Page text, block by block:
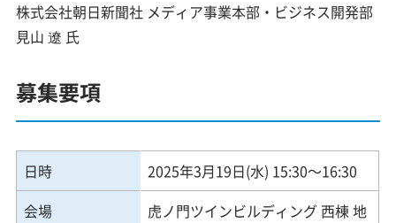
株式会社朝日新聞社 メディア事業本部・ビジネス開発部
見山 遼 氏
募集要項
日時
2025年3月19日(水) 15:30～16:30
会場
虎ノ門ツインビルディング 西棟 地